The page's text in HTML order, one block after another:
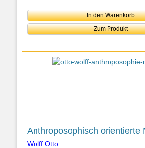
In den Warenkorb
Zum Produkt
Anthroposophisch orientierte
Wolff Otto